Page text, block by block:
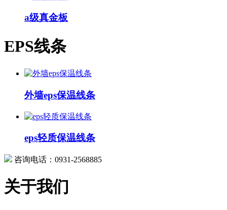
a级真金板
EPS线条
外墙eps保温线条
eps轻质保温线条
咨询电话：0931-2568885
关于我们